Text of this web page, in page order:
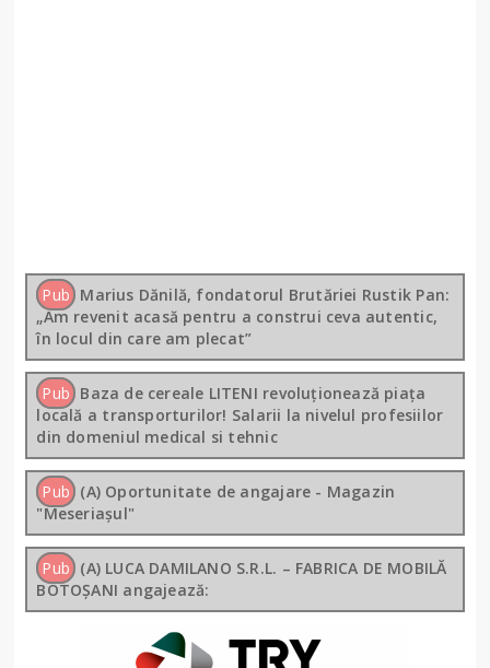
Pub Marius Dănilă, fondatorul Brutăriei Rustik Pan:
„Am revenit acasă pentru a construi ceva autentic,
în locul din care am plecat”
Pub Baza de cereale LITENI revoluționează piața
locală a transporturilor! Salarii la nivelul profesiilor
din domeniul medical si tehnic
Pub (A) Oportunitate de angajare - Magazin
"Meseriașul"
Pub (A) LUCA DAMILANO S.R.L. – FABRICA DE MOBILĂ
BOTOȘANI angajează: